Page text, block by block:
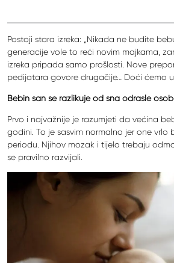
Postoji stara izreka: „Nikada ne budite
generacije vole to reći novim majkama,
izreka pripada samo prošlosti. Nove
pedijatara govore drugačije… Doći ćemo
Bebin san se razlikuje od sna odrasle
Prvo i najvažnije je razumjeti da većina
godini. To je sasvim normalno jer one vrlo
periodu. Njihov mozak i tijelo trebaju
se pravilno razvijali.